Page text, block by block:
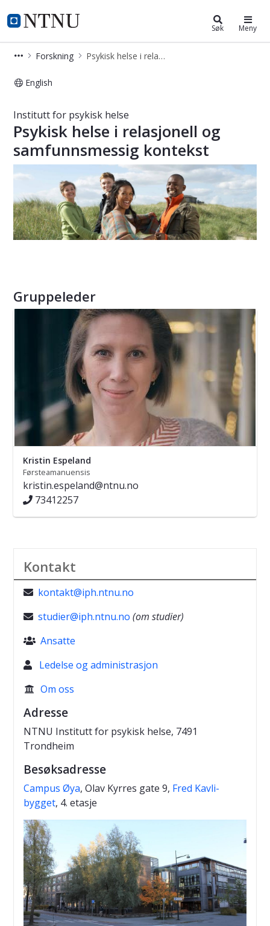
NTNU Hjemmeside
Institutt for psykisk helse Søk Meny
Forskning Psykisk helse i relasjonell og samfunnsmessig kontekst
English
Institutt for psykisk helse
Psykisk helse i relasjonell og
samfunnsmessig kontekst
Gruppeleder
Kristin Espeland
Førsteamanuensis
kristin.espeland@ntnu.no
73412257
Kontakt
 kontakt@iph.ntnu.no
 studier@iph.ntnu.no (om studier)
 Ansatte
Ledelse og administrasjon
 Om oss
Adresse
NTNU Institutt for psykisk helse, 7491
Trondheim
Besøksadresse
Campus Øya, Olav Kyrres gate 9, Fred Kavli-
bygget, 4. etasje